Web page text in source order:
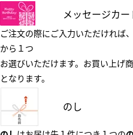
メッセージカー
ご注文の際にご入力いただければ
から１つ
お選びいただけます。お買い上げ
となります。
のし